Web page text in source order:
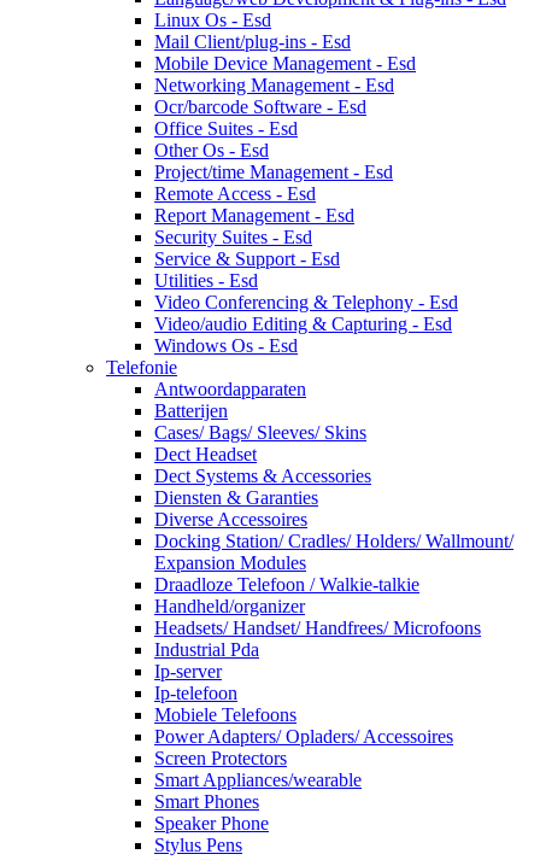
Linux Os - Esd
Mail Client/plug-ins - Esd
Mobile Device Management - Esd
Networking Management - Esd
Ocr/barcode Software - Esd
Office Suites - Esd
Other Os - Esd
Project/time Management - Esd
Remote Access - Esd
Report Management - Esd
Security Suites - Esd
Service & Support - Esd
Utilities - Esd
Video Conferencing & Telephony - Esd
Video/audio Editing & Capturing - Esd
Windows Os - Esd
Telefonie
Antwoordapparaten
Batterijen
Cases/ Bags/ Sleeves/ Skins
Dect Headset
Dect Systems & Accessories
Diensten & Garanties
Diverse Accessoires
Docking Station/ Cradles/ Holders/ Wallmount/
Expansion Modules
Draadloze Telefoon / Walkie-talkie
Handheld/organizer
Headsets/ Handset/ Handfrees/ Microfoons
Industrial Pda
Ip-server
Ip-telefoon
Mobiele Telefoons
Power Adapters/ Opladers/ Accessoires
Screen Protectors
Smart Appliances/wearable
Smart Phones
Speaker Phone
Stylus Pens